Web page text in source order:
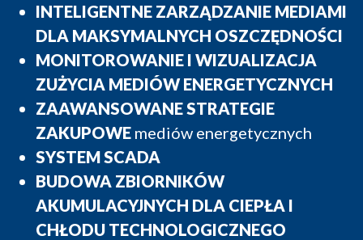
INTELIGENTNE ZARZĄDZANIE MEDIAMI
DLA MAKSYMALNYCH OSZCZĘDNOŚCI
MONITOROWANIE I WIZUALIZACJA
ZUŻYCIA MEDIÓW ENERGETYCZNYCH
ZAAWANSOWANE STRATEGIE
ZAKUPOWE mediów energetycznych
SYSTEM SCADA
BUDOWA ZBIORNIKÓW
AKUMULACYJNYCH DLA CIEPŁA I
CHŁODU TECHNOLOGICZNEGO